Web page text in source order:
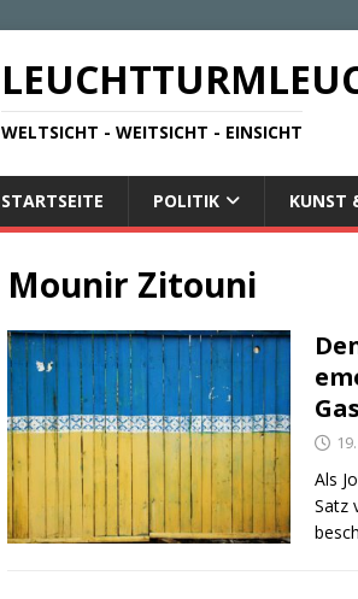
WELTSICHT - WEITSICHT - EINSICHT
STARTSEITE POLITIK KUNST
Mounir Zitouni
Als
Satz